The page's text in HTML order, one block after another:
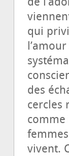
qui
des
cercles
comme
vivent.